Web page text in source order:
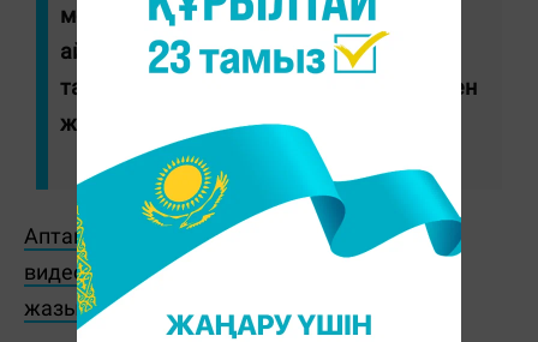
мерзімге бухгалтерлік қызметпен
айналысу құқығынан айыру жазасы
тағайындалды. Үкім заңды күшіне енген
жоқ", - деп жазылған хабарламада.
Аптаның басты оқиғалары мен пайдалы
видеоларды көру үшін YouTube арнамызға
жазылыңыз